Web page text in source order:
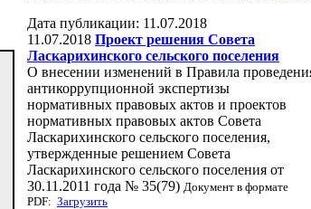
Дата публикации: 11.07.2018
11.07.2018 Проект решения Совета
Ласкарихинского сельского поселения
О внесении изменений в Правила
антикоррупционной экспертизы
нормативных правовых актов и проектов
нормативных правовых актов Совета
Ласкарихинского сельского поселения,
утвержденные решением Совета
Ласкарихинского сельского поселения от
30.11.2011 года № 35(79) Документ в формате
PDF: Загрузить